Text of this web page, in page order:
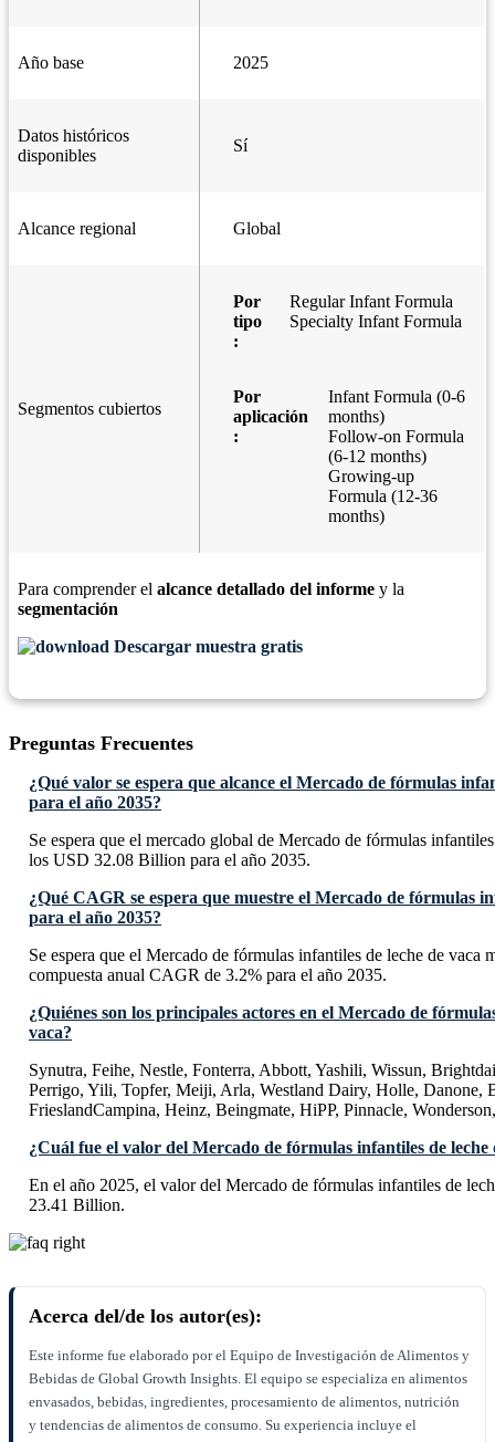
Año base 2025
Datos históricos
disponibles
Sí
Alcance regional Global
Segmentos cubiertos
Por
tipo
:
Regular Infant Formula
Specialty Infant Formula
Por
aplicación
:
Infant Formula (0-6
months)
Follow-on Formula
(6-12 months)
Growing-up
Formula (12-36
months)
Para comprender el alcance detallado del informe y la
segmentación
Descargar muestra gratis
Preguntas Frecuentes
¿Qué valor se espera que alcance el Mercado de fórmulas
para el año 2035?
Se espera que el mercado global de Mercado de fórmulas
los USD 32.08 Billion para el año 2035.
¿Qué CAGR se espera que muestre el Mercado de fórmulas
para el año 2035?
Se espera que el Mercado de fórmulas infantiles de leche de vaca
compuesta anual CAGR de 3.2% para el año 2035.
¿Quiénes son los principales actores en el Mercado de
vaca?
Synutra, Feihe, Nestle, Fonterra, Abbott, Yashili, Wissun,
Perrigo, Yili, Topfer, Meiji, Arla, Westland Dairy, Holle, Danone,
FrieslandCampina, Heinz, Beingmate, HiPP, Pinnacle,
¿Cuál fue el valor del Mercado de fórmulas infantiles de leche
En el año 2025, el valor del Mercado de fórmulas infantiles de
23.41 Billion.
Acerca del/de los autor(es):
Este informe fue elaborado por el Equipo de Investigación de Alimentos y
Bebidas de Global Growth Insights. El equipo se especializa en alimentos
envasados, bebidas, ingredientes, procesamiento de alimentos, nutrición
y tendencias de alimentos de consumo. Su experiencia incluye el